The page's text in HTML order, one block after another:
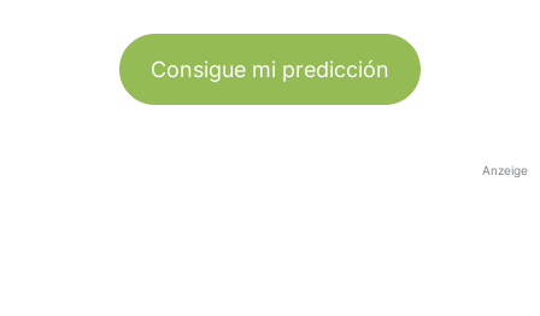
Consigue mi predicción
Anzeige